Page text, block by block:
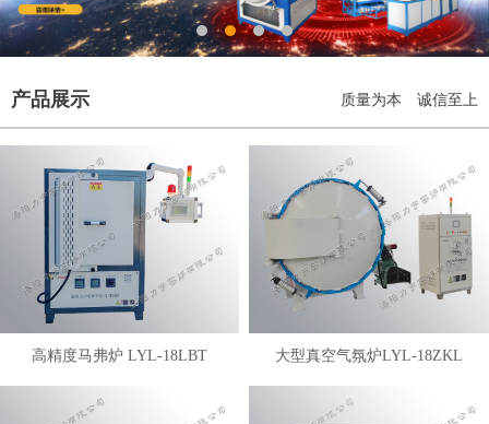
产品展示 质量为本 诚信至上
高精度马弗炉 LYL-18LBT 大型真空气氛炉LYL-18ZKL